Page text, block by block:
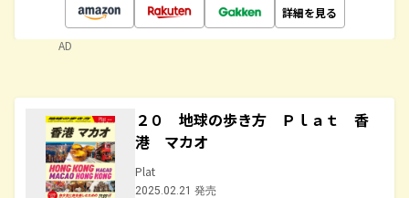
詳細を見る
AD
２０ 地球の歩き方 Ｐｌａｔ 香
港 マカオ
Plat
2025.02.21 発売